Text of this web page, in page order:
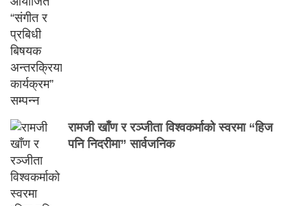
रामजी खाँण र रञ्जीता विश्वकर्माको स्वरमा “हिज
पनि निदरीमा” सार्वजनिक